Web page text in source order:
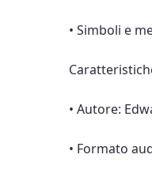
• Simboli e
• Autore:
• Formato